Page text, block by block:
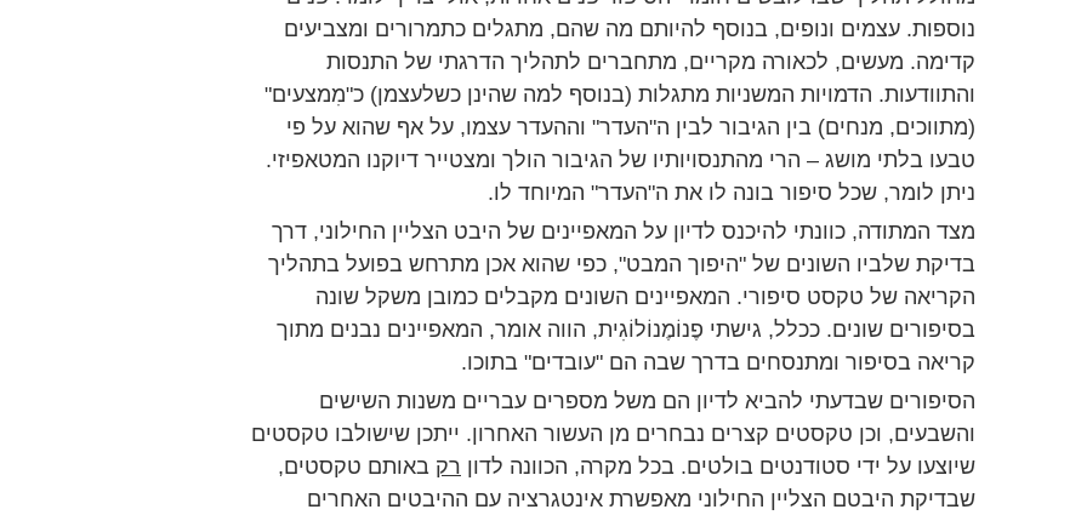
נוספות. עצמים ונופים, בנוסף להיותם מה שהם, מתגלים כתמרורים ומצביעים
קדימה. מעשים, לכאורה מקריים, מתחברים לתהליך הדרגתי של התנסות
והתוודעות. הדמויות המשניות מתגלות (בנוסף למה שהינן כשלעצמן) כ"מִמצעים"
(מתווכים, מנחים) בין הגיבור לבין ה"העדר" וההעדר עצמו, על אף שהוא על פי
טבעו בלתי מושג – הרי מהתנסויותיו של הגיבור הולך ומצטייר דיוקנו המטאפיזי.
ניתן לומר, שכל סיפור בונה לו את ה"העדר" המיוחד לו.
מצד המתודה, כוונתי להיכנס לדיון על המאפיינים של היבט הצליין החילוני, דרך
בדיקת שלביו השונים של "היפוך המבט", כפי שהוא אכן מתרחש בפועל בתהליך
הקריאה של טקסט סיפורי. המאפיינים השונים מקבלים כמובן משקל שונה
בסיפורים שונים. ככלל, גישתי פֶנוֹמֶנוֹלוֹגִית, הווה אומר, המאפיינים נבנים מתוך
קריאה בסיפור ומתנסחים בדרך שבה הם "עובדים" בתוכו.
הסיפורים שבדעתי להביא לדיון הם משל מספרים עבריים משנות השישים
והשבעים, וכן טקסטים קצרים נבחרים מן העשור האחרון. ייתכן שישולבו טקסטים
שיוצעו על ידי סטודנטים בולטים. בכל מקרה, הכוונה לדון רק באותם טקסטים,
שבדיקת היבטם הצליין החילוני מאפשרת אינטגרציה עם ההיבטים האחרים